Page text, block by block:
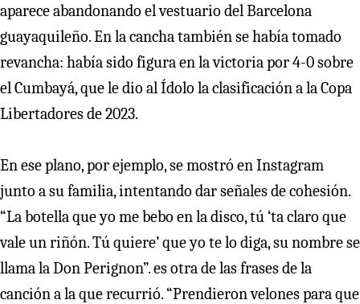
aparece abandonando el vestuario del Barcelona
guayaquileño. En la cancha también se había tomado
revancha: había sido figura en la victoria por 4-0 sobre
el Cumbayá, que le dio al Ídolo la clasificación a la Copa
Libertadores de 2023.
En ese plano, por ejemplo, se mostró en Instagram
junto a su familia, intentando dar señales de cohesión.
“La botella que yo me bebo en la disco, tú ‘ta claro que
vale un riñón. Tú quiere’ que yo te lo diga, su nombre se
llama la Don Perignon”. es otra de las frases de la
canción a la que recurrió. “Prendieron velones para que